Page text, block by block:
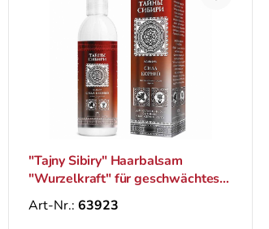
"Tajny Sibiry" Haarbalsam
"Wurzelkraft" für geschwächtes
und zu Haarausfall neigendes
Haarе, 300 ml
Art-Nr.: 63923